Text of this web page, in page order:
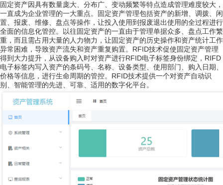
固定资产因具有数量庞大、分布广、变动频繁等特点造成管理难度较大，
一直成为企业管理的一大重点。固定资产管理包括资产的新增、调拨、闲
置、报废、维修、盘点等操作，让投入使用到报废退出使用的全过程进行
全面的信息化管控。以往固定资产的一直由于管理单据众多、盘点工作繁
重，而且需占用大量的人力物力，让固定资产的历史操作和资产统计工作
异常困难，导致资产流失和资产重复购置。RFID技术促使固定资产管理
得到大力提升，从设备购入时对资产进行RFID电子标签身份绑定，RIFD
电子标签内写入资产的条码号、名称、设备类型、使用部门、购入日期、
价格等信息，进行生命周期的管控。RFID技术提供一个对资产自动识
别、智能管理的先进、可靠、适用的数字化平台。